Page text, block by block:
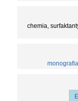
chemia,
monografia